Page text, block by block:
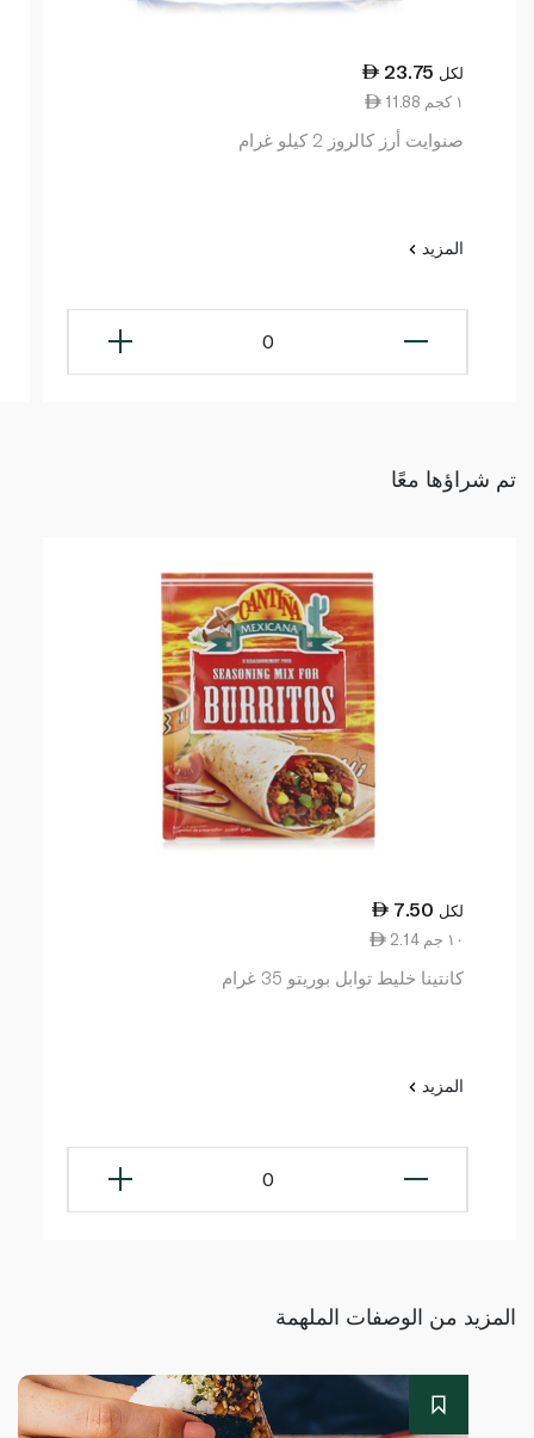
23.75 لكل
11.88 ١ كجم
صنوايت أرز كالروز 2 كيلو غرام
المزيد
0
تم شراؤها معًا
7.50 لكل
2.14 ١٠ جم
كانتينا خليط توابل بوريتو 35 غرام
المزيد
0
المزيد من الوصفات الملهمة